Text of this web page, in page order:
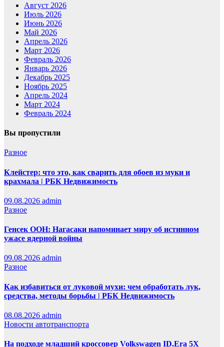
Август 2026
Июль 2026
Июнь 2026
Май 2026
Апрель 2026
Март 2026
Февраль 2026
Январь 2026
Декабрь 2025
Ноябрь 2025
Апрель 2024
Март 2024
Февраль 2024
Вы пропустили
Разное
Клейстер: что это, как сварить для обоев из муки и
крахмала | РБК Недвижимость
09.08.2026 admin
Разное
Генсек ООН: Нагасаки напоминает миру об истинном
ужасе ядерной войны
09.08.2026 admin
Разное
Как избавиться от луковой мухи: чем обработать лук,
средства, методы борьбы | РБК Недвижимость
08.08.2026 admin
Новости автотранспорта
На подходе младший кроссовер Volkswagen ID.Era 5X